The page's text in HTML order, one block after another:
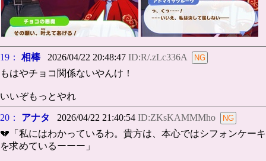
19： 相棒2026/04/22 20:48:47 ID:R/.zLc336A
もはやチョコ関係ないやんけ！
いいぞもっとやれ
20： アナタ 2026/04/22 21:40:54 ID:ZKsKAMMMho
💔「私にはわかっているわ。貴方は、本心ではシフォンケーキ
を求めているーーー」